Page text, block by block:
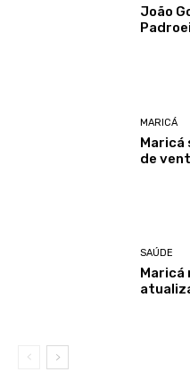
João
MARICÁ
Maricá
de
SAÚDE
Maricá